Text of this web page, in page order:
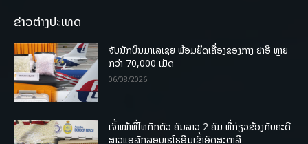
ຂ່າວຕ່າງປະເທດ
ຈັບນັກບິນມາເລເຊຍ ພ້ອມຍຶດເຄື່ອງຂອງກາງ ຢາອີ ຫຼາຍ
ກວ່າ 70,000 ເມັດ
06/08/2026
ເຈົ້າໜ້າທີ່ໄທກັກຕົວ ຄົນລາວ 2 ຄົນ ທີ່ກ່ຽວຂ້ອງກັບຄະດີ
ສາວແອລັກລອບເຮໂຣອີນເຂົ້າອົດສະຕາລີ